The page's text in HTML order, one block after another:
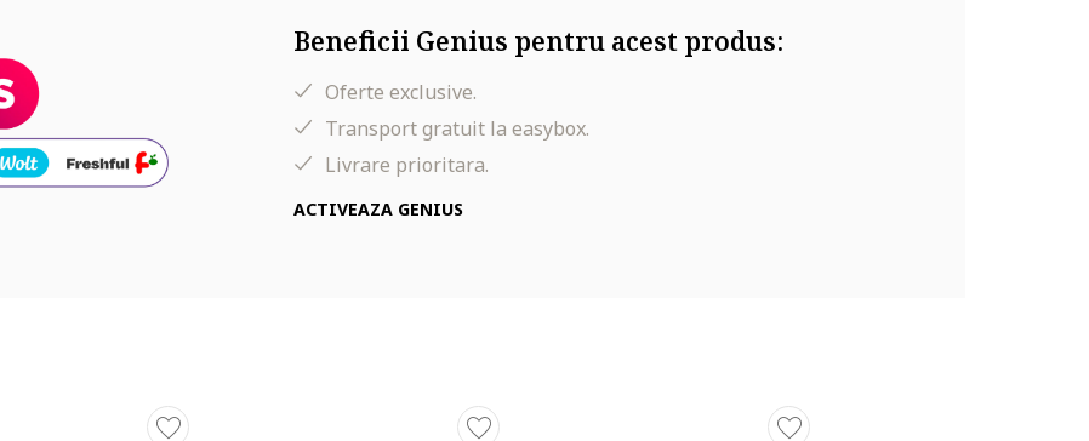
Beneficii Genius pentru acest produs:
Oferte exclusive.
Transport gratuit la easybox.
Livrare prioritara.
ACTIVEAZA GENIUS